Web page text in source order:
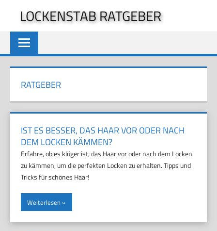
springen
LOCKENSTAB RATGEBER
RATGEBER
IST ES BESSER, DAS HAAR VOR ODER NACH
DEM LOCKEN KÄMMEN?
Erfahre, ob es klüger ist, das Haar vor oder nach dem Locken
zu kämmen, um die perfekten Locken zu erhalten. Tipps und
Tricks für schönes Haar!
Weiterlesen